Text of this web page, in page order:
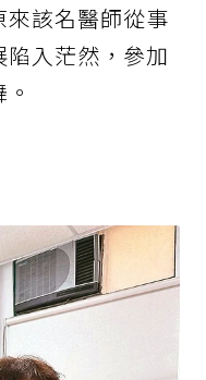
來該名醫師從事
入茫然，參加